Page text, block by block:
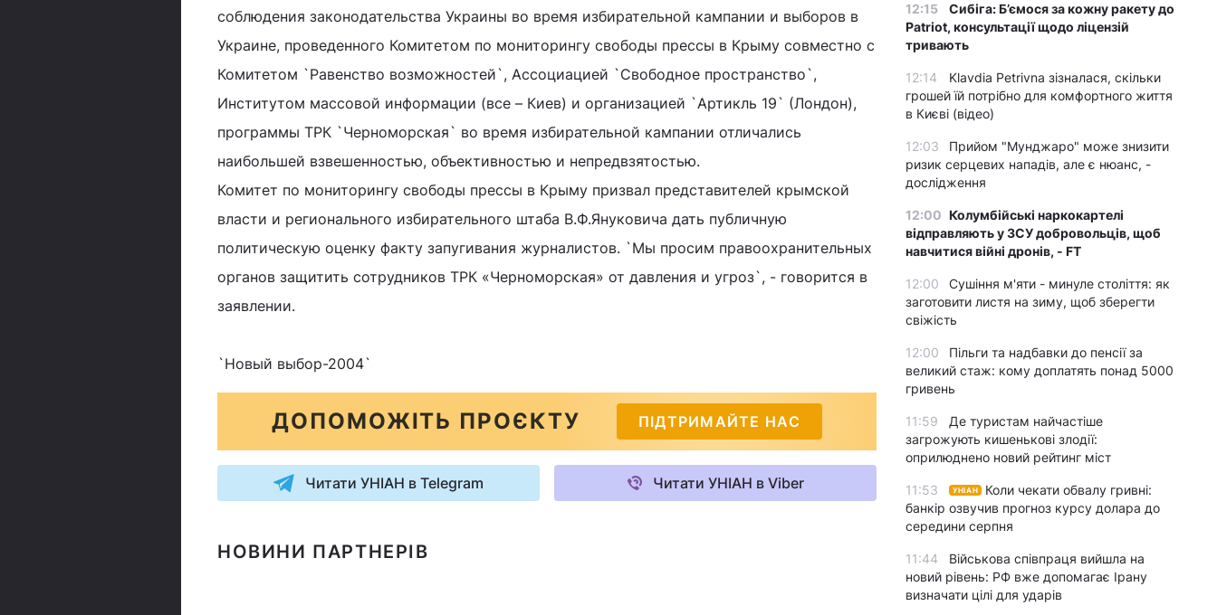
соблюдения законодательства Украины во время избирательной кампании и выборов в
Украине, проведенного Комитетом по мониторингу свободы прессы в Крыму совместно с
Комитетом `Равенство возможностей`, Ассоциацией `Свободное пространство`,
Институтом массовой информации (все – Киев) и организацией `Артикль 19` (Лондон),
программы ТРК `Черноморская` во время избирательной кампании отличались
наибольшей взвешенностью, объективностью и непредвзятостью.
Комитет по мониторингу свободы прессы в Крыму призвал представителей крымской
власти и регионального избирательного штаба В.Ф.Януковича дать публичную
политическую оценку факту запугивания журналистов. `Мы просим правоохранительных
органов защитить сотрудников ТРК «Черноморская» от давления и угроз`, - говорится в
заявлении.
`Новый выбор-2004`
ДОПОМОЖІТЬ ПРОЄКТУ ПІДТРИМАЙТЕ НАС
Читати УНІАН в Telegram Читати УНІАН в Viber
НОВИНИ ПАРТНЕРІВ
12:15
Сибіга: Б’ємося за кожну ракету до
Patriot, консультації щодо ліцензій
тривають
12:14
Klavdia Petrivna зізналася, скільки
грошей їй потрібно для комфортного життя
в Києві (відео)
12:03
Прийом "Мунджаро" може знизити
ризик серцевих нападів, але є нюанс, -
дослідження
12:00 Колумбійські наркокартелі
відправляють у ЗСУ добровольців, щоб
навчитися війні дронів, - FT
12:00
Сушіння м'яти - минуле століття: як
заготовити листя на зиму, щоб зберегти
свіжість
12:00
Пільги та надбавки до пенсії за
великий стаж: кому доплатять понад 5000
гривень
11:59
Де туристам найчастіше
загрожують кишенькові злодії:
оприлюднено новий рейтинг міст
11:53 УНІАН
Коли чекати обвалу гривні:
банкір озвучив прогноз курсу долара до
середини серпня
11:44
Військова співпраця вийшла на
новий рівень: РФ вже допомагає Ірану
визначати цілі для ударів